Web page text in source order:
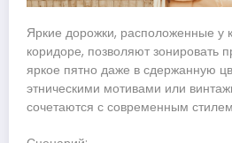
Яркие дорожки, расположенные у
коридоре, позволяют зонировать
яркое пятно даже в сдержанную
этническими мотивами или
сочетаются с современным